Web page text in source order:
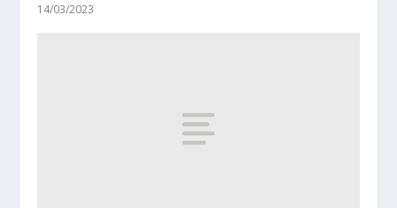
14/03/2023